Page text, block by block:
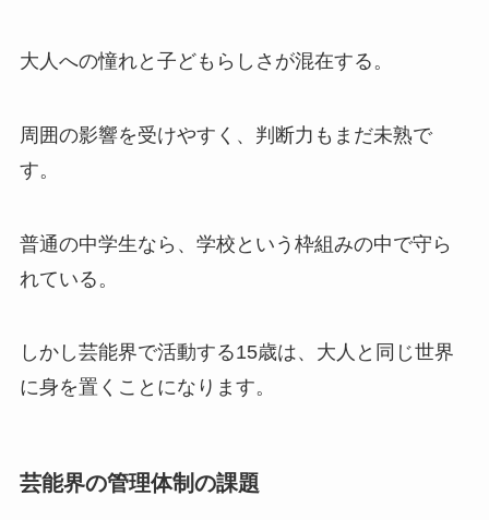
大人への憧れと子どもらしさが混在する。
周囲の影響を受けやすく、判断力もまだ未熟で
す。
普通の中学生なら、学校という枠組みの中で守ら
れている。
しかし芸能界で活動する15歳は、大人と同じ世界
に身を置くことになります。
芸能界の管理体制の課題